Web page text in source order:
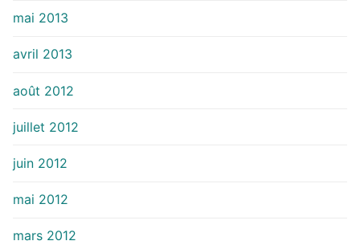
mai 2013
avril 2013
août 2012
juillet 2012
juin 2012
mai 2012
mars 2012